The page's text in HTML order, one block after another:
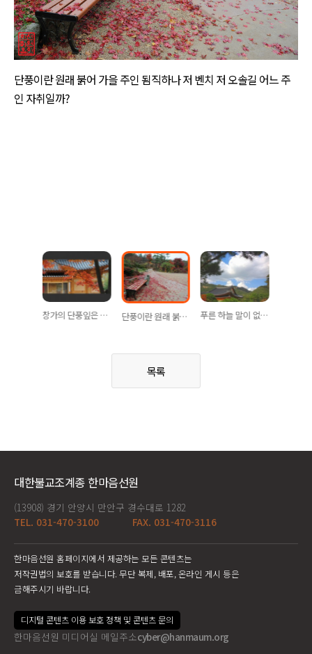
단풍이란 원래 붉어 가을 주인 됨직하나 저 벤치 저 오솔길 어느 주
인 자취일까?
창가의 단풍잎은 한 철 가을 뽐내지만 … 단풍이란 원래 붉어 가을 주인 됨직하나 … 푸른 하늘 말이 없어 흰 구름은 무심하고 …
목록
대한불교조계종 한마음선원
(13908) 경기 안양시 만안구 경수대로 1282
TEL. 031-470-3100
FAX. 031-470-3116
한마음선원 홈페이지에서 제공하는 모든 콘텐츠는
저작권법의 보호를 받습니다. 무단 복제, 배포, 온라인 게시 등은
금해주시기 바랍니다.
디지털 콘텐츠 이용 보호 정책 및 콘텐츠 문의
한마음선원 미디어실 메일주소cyber@hanmaum.org